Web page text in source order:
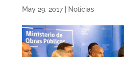
May 29, 2017| Noticias